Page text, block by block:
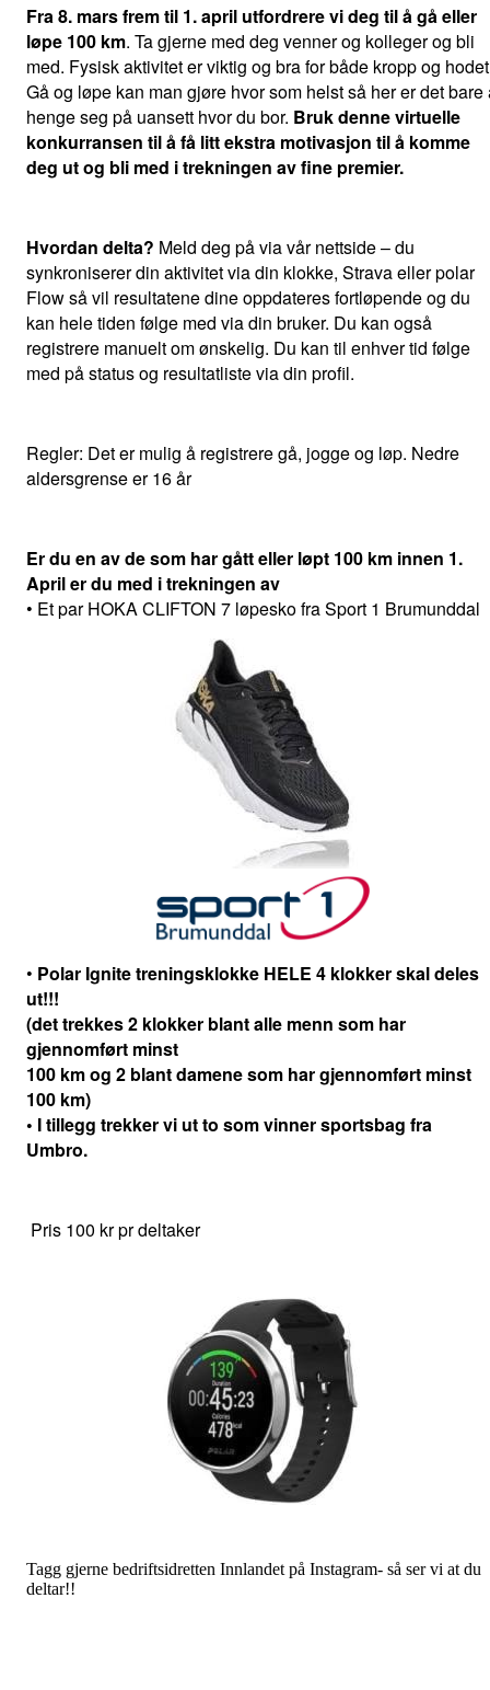
Fra 8. mars frem til 1. april utfordrere vi deg til å gå eller
løpe 100 km. Ta gjerne med deg venner og kolleger og bli
med. Fysisk aktivitet er viktig og bra for både kropp og
Gå og løpe kan man gjøre hvor som helst så her er det bare
henge seg på uansett hvor du bor. Bruk denne virtuelle
konkurransen til å få litt ekstra motivasjon til å komme
deg ut og bli med i trekningen av fine premier.
Hvordan delta? Meld deg på via vår nettside – du
synkroniserer din aktivitet via din klokke, Strava eller polar
Flow så vil resultatene dine oppdateres fortløpende og du
kan hele tiden følge med via din bruker. Du kan også
registrere manuelt om ønskelig. Du kan til enhver tid følge
med på status og resultatliste via din profil.
Regler: Det er mulig å registrere gå, jogge og løp. Nedre
aldersgrense er 16 år
Er du en av de som har gått eller løpt 100 km innen 1.
April er du med i trekningen av
• Et par HOKA CLIFTON 7 løpesko fra Sport 1 Brumunddal
• Polar Ignite treningsklokke HELE 4 klokker skal deles
ut!!!
(det trekkes 2 klokker blant alle menn som har
gjennomført minst
100 km og 2 blant damene som har gjennomført minst
100 km)
• I tillegg trekker vi ut to som vinner sportsbag fra
Umbro.
Pris 100 kr pr deltaker
Tagg gjerne bedriftsidretten Innlandet på Instagram- så ser vi at du
deltar!!